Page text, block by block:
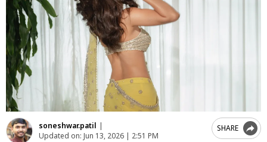
soneshwar.patil |
Updated on: Jun 13, 2026 | 2:51 PM
SHARE